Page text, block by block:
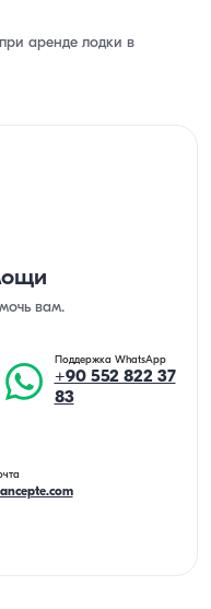
аренде лодки в
вам.
Поддержка WhatsApp
+90 552 822 37
83